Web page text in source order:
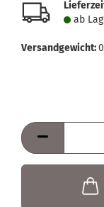
ab
Versandgewicht: